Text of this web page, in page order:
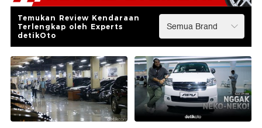
Temukan Review Kendaraan
Terlengkap oleh Experts
detikOto